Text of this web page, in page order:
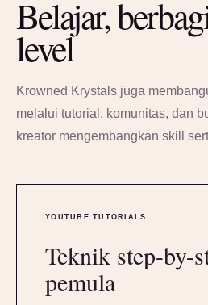
Belajar,
level
Krowned Krystals juga
melalui tutorial, komunitas, dan
kreator mengembangkan skill
YOUTUBE TUTORIALS
Teknik step-by-
pemula